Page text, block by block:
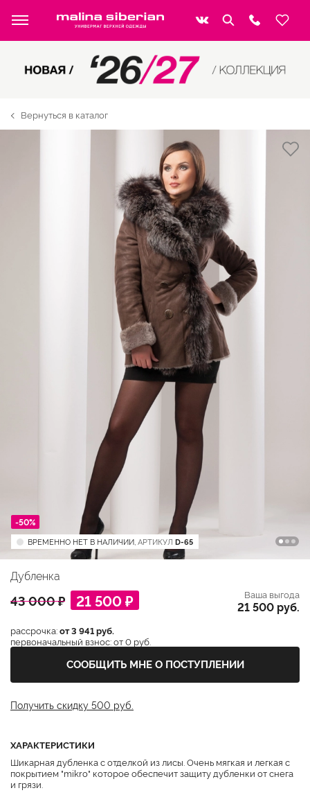
Вернуться в каталог
-50%
ВРЕМЕННО НЕТ В НАЛИЧИИ, АРТИКУЛ D-65
Дубленка
43 000 ₽ 21 500 ₽ Ваша выгода
21 500 руб.
рассрочка:от 3 941 руб.
первоначальный взнос: от 0 руб.
СООБЩИТЬ МНЕ О ПОСТУПЛЕНИИ
Получить скидку 500 руб.
ХАРАКТЕРИСТИКИ
Шикарная дубленка с отделкой из лисы. Очень мягкая и легкая с
покрытием "mikro" которое обеспечит защиту дубленки от снега
и грязи.